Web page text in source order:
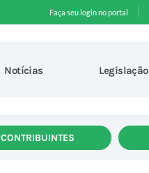
Faça seu login no portal
Notícias Legislação
CONTRIBUINTES